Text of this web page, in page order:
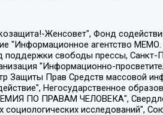
Юлия Сергеевна, Маетная Елизавета Витальевна, Маняхин Петр Борисович, Чуракова Ольга Владимировна, Ярош Юлия Петровна, Юридическое лицо "The Insider SIA", зарегистрированное в Риге, Латвийская Республика (дата регистрации 26.06.2015), являющееся администратором доменного имени интернет-издания "The Insider SIA", https://theins.ru, Постернак Алексей Евгеньевич, Рубин Михаил Аркадьевич, Анин Роман Александрович, Юридическое лицо Istories fonds, зарегистрированное в Латвийской Республике (регистрационный номер 50008295751, дата регистрации 24.02.2020), Великовский Дмитрий Александрович, Долинина Ирина Николаевна, Мароховская Алеся Алексеевна, Шлейнов Роман Юрьевич, Шмагун Олеся Валентиновна, Общество с ограниченной ответственностью "Альтаир 2021", Общество с ограниченной ответственностью "Вега 2021", Общество с ограниченной ответственностью "Главный редактор 2021", Общество с ограниченной ответственностью "Ромашки монолит", Важенков Артем Валерьевич, Ивановская областная общественная организация "Центр гендерных исследований", Гурман Юрий Альбертович, Медиапроект "ОВД-Инфо", Егоров Владимир Владимирович, Жилинский Владимир Александрович, Общество с ограниченной ответственностью "ЗП", Иванова София Юрьевна, Карезина Инна Павловна, Кильтау Екатерина Викторовна, Петров Алексей Викторович, Пискунов Сергей Евгеньевич, Смирнов Сергей Сергеевич, Тихонов Михаил Сергеевич, Общество с ограниченной ответственностью "ЖУРНАЛИСТ-ИНОСТРАННЫЙ АГЕНТ", Арапова Галина Юрьевна, Вольтская Татьяна Анатольевна, Американская компания "Mason G.E.S. Anonymous Foundation" (США), являющаяся владельцем интернет-издания https://mnews.world/, Компания "Stichting Bellingcat", зарегистрированная в Нидерландах (дата регистрации 11.07.2018), Захаров Андрей Вячеславович, Клепиковская Екатерина Дмитриевна, Общество с ограниченной ответственностью "МЕМО", Перл Роман Александрович, Симонов Евгений Алексеевич, Соловьева Елена Анатольевна, Сотников Даниил Владимирович, Сурначева Елизавета Дмитриевна, Автономная некоммерческая организация по защите прав человека и информированию населения "Якутия – Наше Мнение",